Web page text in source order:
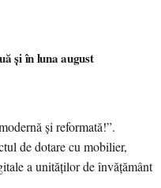
și în luna august